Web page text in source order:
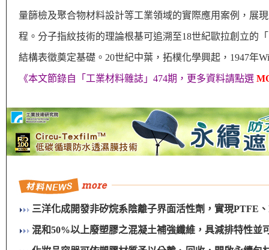
量篩檢及聚合物材料設計等工業領域的實際應用案例，展
程。分子指紋技術的理論根基可追溯至18世紀歐拉創立的
結構表徵奠定基礎。20世紀中葉，拓樸化學興起，1947年
《本文節錄自「工業材料雜誌」474期，更多資料請點選
三洋化成開發非矽烷系陰離子界面活性劑，實現PTFE
混和50%以上廢塑膠之混凝土補強纖維，具減排特性並